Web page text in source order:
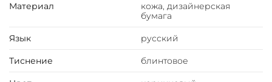
затем язвочка, начавшая проходить через 4 месяца.
Кожа подверглась местному разрушению и
выздоровела лишь по истечении довольно
продолжительного времени, причем на ней остался
весьма заметный рубец. При получасовой экспозиции
Материал
кожа, дизайнерская
бумага
Язык русский
Тиснение блинтовое